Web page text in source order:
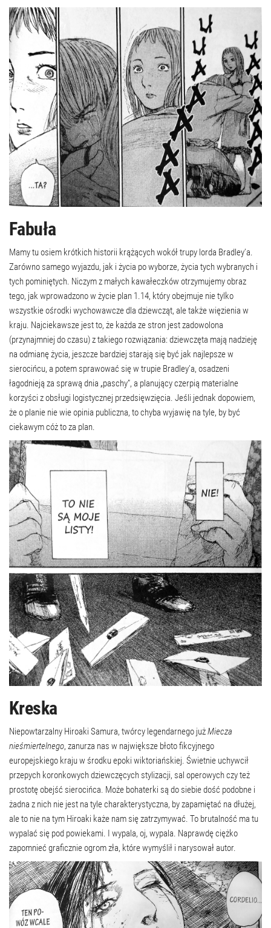
Fabuła
Mamy tu osiem krótkich historii krążących wokół trupy lorda Bradley’a.
Zarówno samego wyjazdu, jak i życia po wyborze, życia tych wybranych i
tych pominiętych. Niczym z małych kawałeczków otrzymujemy obraz
tego, jak wprowadzono w życie plan 1.14, który obejmuje nie tylko
wszystkie ośrodki wychowawcze dla dziewcząt, ale także więzienia w
kraju. Najciekawsze jest to, że każda ze stron jest zadowolona
(przynajmniej do czasu) z takiego rozwiązania: dziewczęta mają nadzieję
na odmianę życia, jeszcze bardziej starają się być jak najlepsze w
sierocińcu, a potem sprawować się w trupie Bradley’a, osadzeni
łagodnieją za sprawą dnia „paschy”, a planujący czerpią materialne
korzyści z obsługi logistycznej przedsięwzięcia. Jeśli jednak dopowiem,
że o planie nie wie opinia publiczna, to chyba wyjawię na tyle, by być
ciekawym cóż to za plan.
Kreska
Niepowtarzalny Hiroaki Samura, twórcy legendarnego jużMiecza
nieśmiertelnego, zanurza nas w największe błoto fikcyjnego
europejskiego kraju w środku epoki wiktoriańskiej. Świetnie uchywcił
przepych koronkowych dziewczęcych stylizacji, sal operowych czy też
prostotę obejść sierocińca. Może bohaterki są do siebie dość podobne i
żadna z nich nie jest na tyle charakterystyczna, by zapamiętać na dłużej,
ale to nie na tym Hiroaki każe nam się zatrzymywać. To brutalność ma tu
wypalać się pod powiekami. I wypala, oj, wypala. Naprawdę ciężko
zapomnieć graficznie ogrom zła, które wymyślił i narysował autor.